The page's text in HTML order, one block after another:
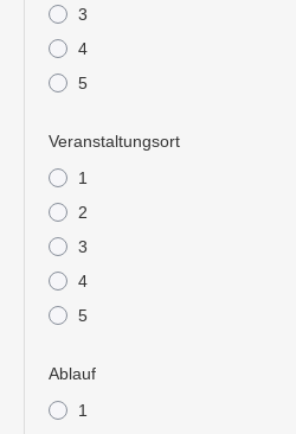
3
4
5
Veranstaltungsort
1
2
3
4
5
Ablauf
1